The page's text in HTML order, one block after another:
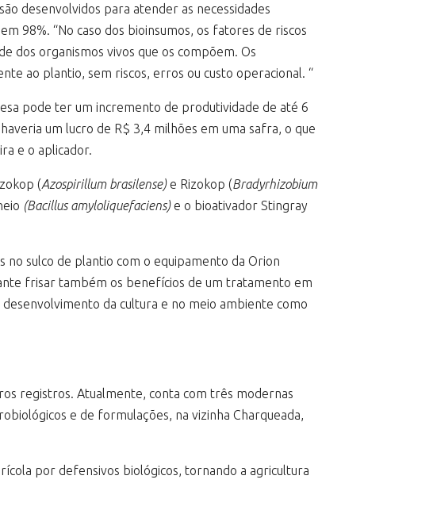
desenvolvidos para atender as necessidades
98%. “No caso dos bioinsumos, os fatores de riscos
dos organismos vivos que os compõem. Os
ao plantio, sem riscos, erros ou custo operacional. “
pode ter um incremento de produtividade de até 6
um lucro de R$ 3,4 milhões em uma safra, o que
e o aplicador.
(Azospirillum brasilense)e Rizokop (Bradyrhizobium
(Bacillus amyloliquefaciens)e o bioativador Stingray
no sulco de plantio com o equipamento da Orion
frisar também os benefícios de um tratamento em
da cultura e no meio ambiente como
registros. Atualmente, conta com três modernas
e de formulações, na vizinha Charqueada,
por defensivos biológicos, tornando a agricultura